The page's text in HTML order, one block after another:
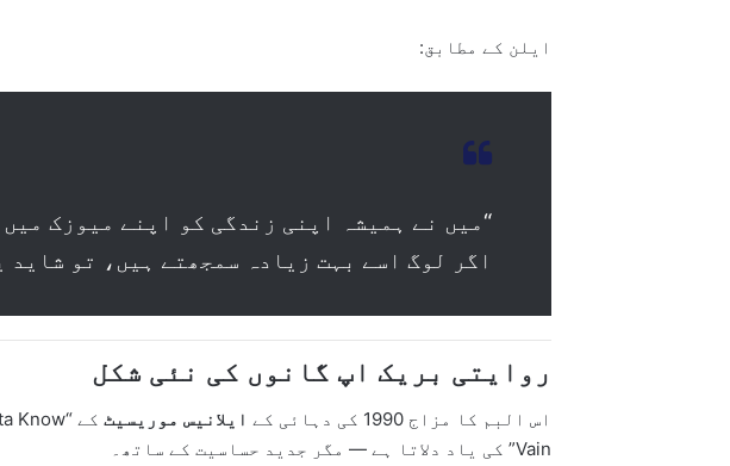
ایلن کے مطابق:
“میں نے ہمیشہ اپنی زندگی کو اپنے میوزک
اگر لوگ اسے بہت زیادہ سمجھتے ہیں، تو شاید
روایتی بریک اپ گانوں کی نئی شکل
اس البم کا مزاج 1990 کی دہائی کے ایلانیس موریسیٹ کے “You Oughta Know” اور
Vain” کی یاد دلاتا ہے — مگر جدید حساسیت کے ساتھ۔